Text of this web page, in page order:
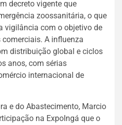
decreto vigente que
zoossanitária, o que
vigilância com o objetivo de
A influenza
distribuição global e ciclos
anos, com sérias
internacional de
e do Abastecimento, Marcio
na ExpoIngá que o